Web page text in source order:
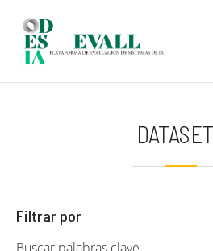
Filtrar por